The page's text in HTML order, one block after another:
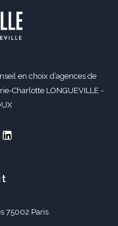
en choix d’agences de
Charlotte LONGUEVILLE -
75002 Paris